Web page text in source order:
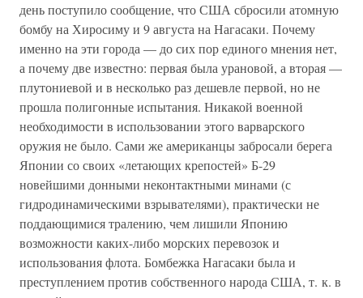
день поступило сообщение, что США сбросили атомную
бомбу на Хиросиму и 9 августа на Нагасаки. Почему
именно на эти города — до сих пор единого мнения нет,
а почему две известно: первая была урановой, а вторая —
плутониевой и в несколько раз дешевле первой, но не
прошла полигонные испытания. Никакой военной
необходимости в использовании этого варварского
оружия не было. Сами же американцы забросали берега
Японии со своих «летающих крепостей» Б-29
новейшими донными неконтактными минами (с
гидродинамическими взрывателями), практически не
поддающимися тралению, чем лишили Японию
возможности каких-либо морских перевозок и
использования флота. Бомбежка Нагасаки была и
преступлением против собственного народа США, т. к. в